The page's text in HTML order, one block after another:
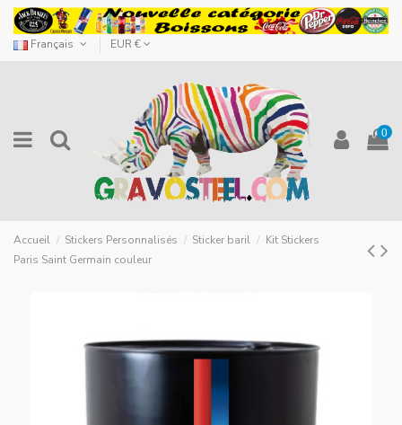
Français EUR €
0
Accueil Stickers Personnalisés Sticker baril
Kit Stickers
Paris Saint Germain couleur